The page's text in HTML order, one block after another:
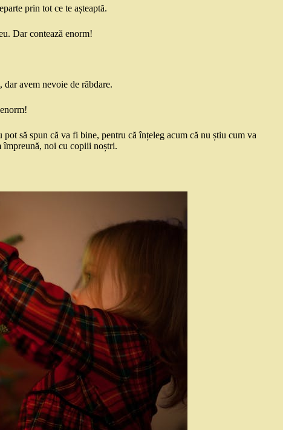
prin tot ce te așteaptă.
Dar contează enorm!
avem nevoie de răbdare.
să spun că va fi bine, pentru că înțeleg acum că nu știu cum va
împreună, noi cu copiii noștri.